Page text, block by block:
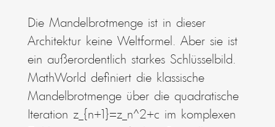
Die Mandelbrotmenge ist in dieser
Architektur keine Weltformel. Aber sie ist
ein außerordentlich starkes Schlüsselbild.
MathWorld definiert die klassische
Mandelbrotmenge über die quadratische
Iteration z_{n+1}=z_n^2+c im komplexen